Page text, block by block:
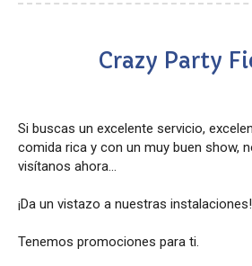
Crazy Party
Si buscas un excelente servicio,
comida rica y con un muy buen show,
visítanos ahora...
¡Da un vistazo a nuestras instalaciones!
Tenemos promociones para ti.